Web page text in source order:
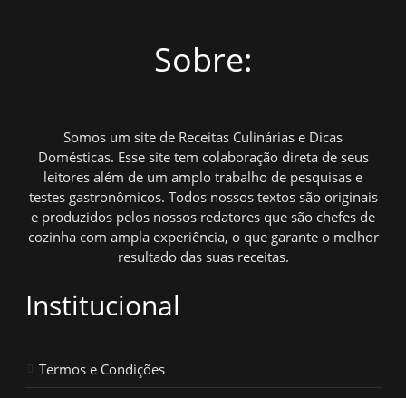
Sobre:
Somos um site de Receitas Culinárias e Dicas
Domésticas. Esse site tem colaboração direta de seus
leitores além de um amplo trabalho de pesquisas e
testes gastronômicos. Todos nossos textos são originais
e produzidos pelos nossos redatores que são chefes de
cozinha com ampla experiência, o que garante o melhor
resultado das suas receitas.
Institucional
Termos e Condições